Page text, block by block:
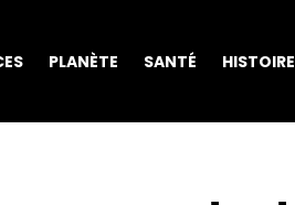
PLANÈTE SANTÉ HISTOIRE